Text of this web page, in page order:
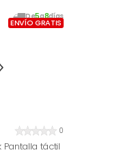
De5a8días
ENVÍO GRATIS
0
táctil